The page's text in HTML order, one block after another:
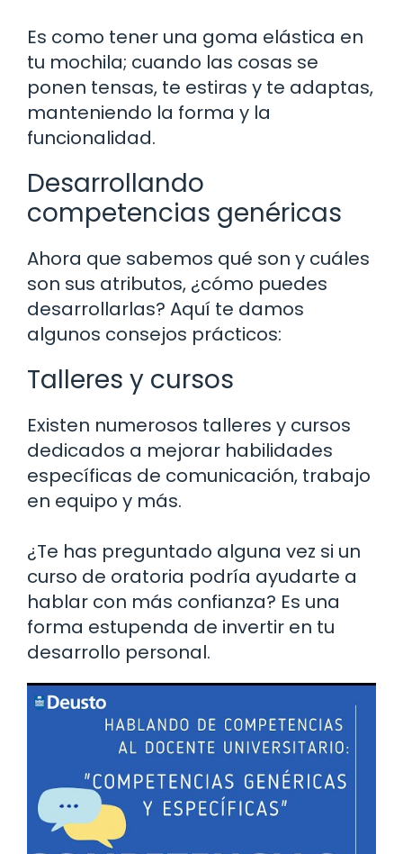
Es como tener una goma elástica en
tu mochila; cuando las cosas se
ponen tensas, te estiras y te adaptas,
manteniendo la forma y la
funcionalidad.
Desarrollando
competencias genéricas
Ahora que sabemos qué son y cuáles
son sus atributos, ¿cómo puedes
desarrollarlas? Aquí te damos
algunos consejos prácticos:
Talleres y cursos
Existen numerosos talleres y cursos
dedicados a mejorar habilidades
específicas de comunicación, trabajo
en equipo y más.
¿Te has preguntado alguna vez si un
curso de oratoria podría ayudarte a
hablar con más confianza? Es una
forma estupenda de invertir en tu
desarrollo personal.